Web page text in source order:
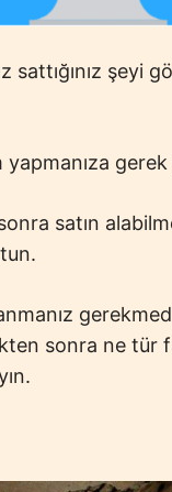
sattığınız şeyi
yapmanıza
satın
sonra ne tür